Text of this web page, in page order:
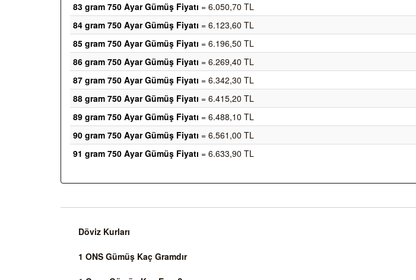
83 gram 750 Ayar Gümüş Fiyatı = 6.050,70 TL
84 gram 750 Ayar Gümüş Fiyatı = 6.123,60 TL
85 gram 750 Ayar Gümüş Fiyatı = 6.196,50 TL
86 gram 750 Ayar Gümüş Fiyatı = 6.269,40 TL
87 gram 750 Ayar Gümüş Fiyatı = 6.342,30 TL
88 gram 750 Ayar Gümüş Fiyatı = 6.415,20 TL
89 gram 750 Ayar Gümüş Fiyatı = 6.488,10 TL
90 gram 750 Ayar Gümüş Fiyatı = 6.561,00 TL
91 gram 750 Ayar Gümüş Fiyatı = 6.633,90 TL
Döviz Kurları
1 ONS Gümüş Kaç Gramdır